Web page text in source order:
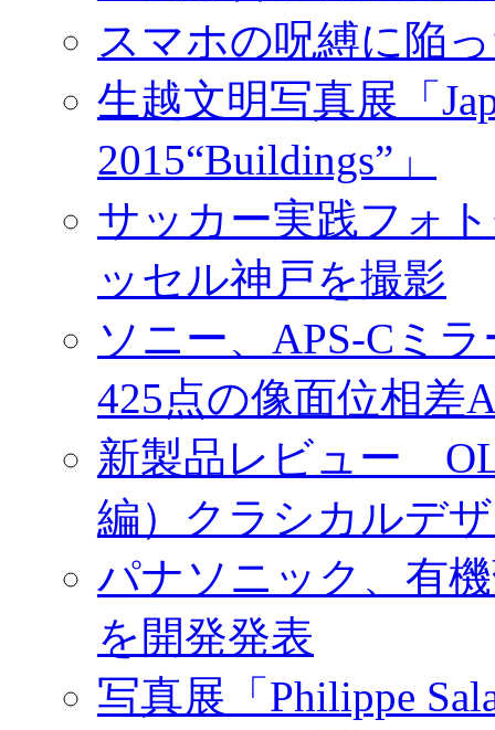
スマホの呪縛に陥
生越文明写真展「
2015“Buildings”」
サッカー実践フォ
ッセル神戸を撮影
ソニー、APS-Cミ
425点の像面位相
新製品レビュー
編）クラシカルデ
パナソニック、有
を開発発表
写真展「Philippe